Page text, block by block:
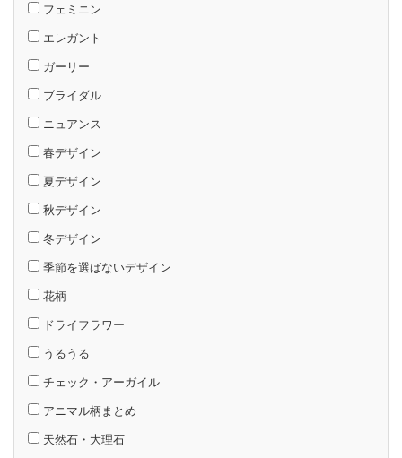
フェミニン
エレガント
ガーリー
ブライダル
ニュアンス
春デザイン
夏デザイン
秋デザイン
冬デザイン
季節を選ばないデザイン
花柄
ドライフラワー
うるうる
チェック・アーガイル
アニマル柄まとめ
天然石・大理石